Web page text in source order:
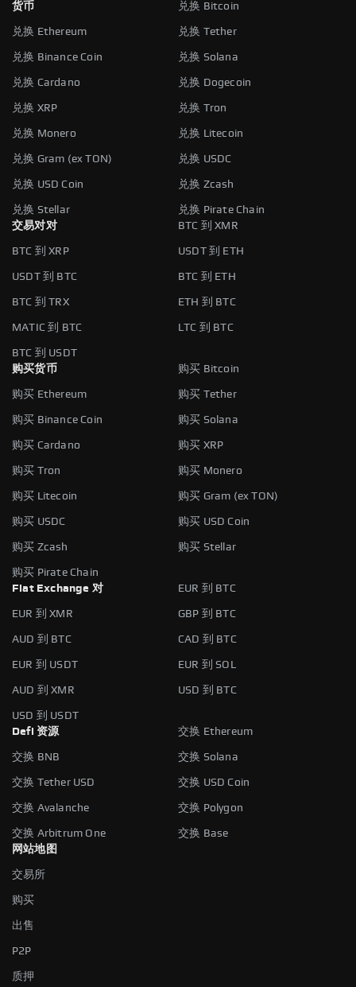
货币
兑换 Bitcoin
兑换 Ethereum 兑换 Tether
兑换 Binance Coin 兑换 Solana
兑换 Cardano 兑换 Dogecoin
兑换 XRP 兑换 Tron
兑换 Monero 兑换 Litecoin
兑换 Gram (ex TON) 兑换 USDC
兑换 USD Coin 兑换 Zcash
兑换 Stellar
兑换 Pirate Chain
交易对对
BTC 到 XMR
BTC 到 XRP USDT 到 ETH
USDT 到 BTC BTC 到 ETH
BTC 到 TRX ETH 到 BTC
MATIC 到 BTC LTC 到 BTC
BTC 到 USDT
购买货币
购买 Bitcoin
购买 Ethereum 购买 Tether
购买 Binance Coin 购买 Solana
购买 Cardano 购买 XRP
购买 Tron 购买 Monero
购买 Litecoin 购买 Gram (ex TON)
购买 USDC 购买 USD Coin
购买 Zcash 购买 Stellar
购买 Pirate Chain
Fiat Exchange 对
EUR 到 BTC
EUR 到 XMR GBP 到 BTC
AUD 到 BTC CAD 到 BTC
EUR 到 USDT EUR 到 SOL
AUD 到 XMR USD 到 BTC
USD 到 USDT
Defi 资源
交换 Ethereum
交换 BNB 交换 Solana
交换 Tether USD 交换 USD Coin
交换 Avalanche 交换 Polygon
交换 Arbitrum One
交换 Base
网站地图
交易所
购买
出售
P2P
质押